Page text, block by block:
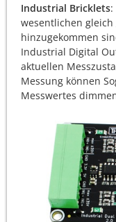
Industrial Bricklets
wesentlichen gleich
hinzugekommen
Industrial Digital
aktuellen
Messung können
Messwertes